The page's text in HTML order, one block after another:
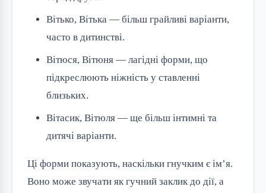
Вітько, Вітька — більш грайливі варіанти,
часто в дитинстві.
Вітюся, Вітюня — лагідні форми, що
підкреслюють ніжність у ставленні
близьких.
Вітасик, Вітюля — ще більш інтимні та
дитячі варіанти.
Ці форми показують, наскільки гнучким є ім’я.
Воно може звучати як гучний заклик до дії, а